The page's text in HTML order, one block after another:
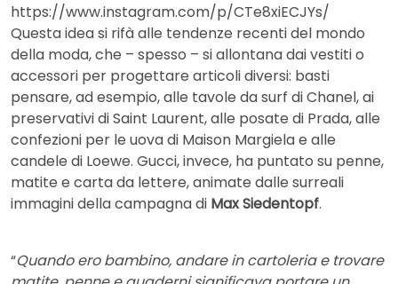
https://www.instagram.com/p/CTe8xiECJYs/
Questa idea si rifà alle tendenze recenti del mondo
della moda, che – spesso – si allontana dai vestiti o
accessori per progettare articoli diversi: basti
pensare, ad esempio, alle tavole da surf di Chanel, ai
preservativi di Saint Laurent, alle posate di Prada, alle
confezioni per le uova di Maison Margiela e alle
candele di Loewe. Gucci, invece, ha puntato su penne,
matite e carta da lettere, animate dalle surreali
immagini della campagna di Max Siedentopf.
“Quando ero bambino, andare in cartoleria e trovare